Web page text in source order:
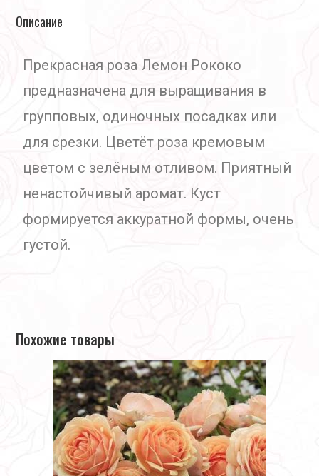
Описание
Прекрасная роза Лемон Рококо
предназначена для выращивания в
групповых, одиночных посадках или
для срезки. Цветёт роза кремовым
цветом с зелёным отливом. Приятный
ненастойчивый аромат. Куст
формируется аккуратной формы, очень
густой.
Похожие товары